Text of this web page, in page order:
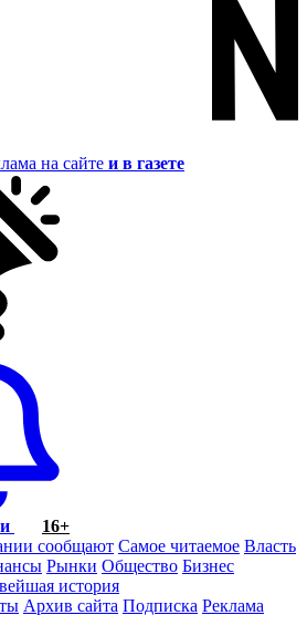
на сайте и в газете
16+
сообщают Самое читаемое Власть
Рынки Общество Бизнес
история
Архив сайта Подписка Реклама